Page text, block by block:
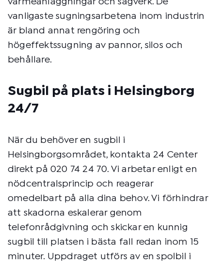
vanligaste sugningsarbetena inom industrin
är bland annat rengöring och
högeffektssugning av pannor, silos och
behållare.
Sugbil på plats i Helsingborg
24/7
När du behöver en sugbil i
Helsingborgsområdet, kontakta 24 Center
direkt på 020 74 24 70. Vi arbetar enligt en
nödcentralsprincip och reagerar
omedelbart på alla dina behov. Vi förhindrar
att skadorna eskalerar genom
telefonrådgivning och skickar en kunnig
sugbil till platsen i bästa fall redan inom 15
minuter. Uppdraget utförs av en spolbil i